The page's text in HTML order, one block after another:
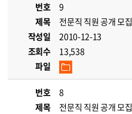
번호
9
제목
전문직 직원 공개 모집
작성일
2010-12-13
조회수
13,538
파일
번호
8
제목
전문직 직원 공개 모집